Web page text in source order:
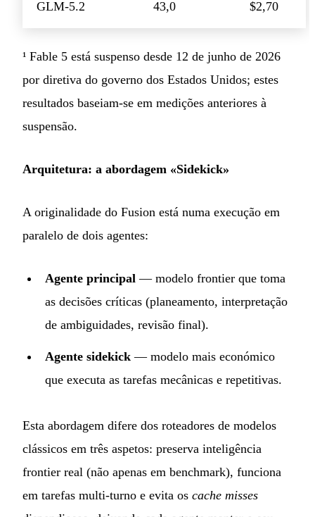
GLM-5.2 43,0 $2,70
¹ Fable 5 está suspenso desde 12 de junho de 2026
por diretiva do governo dos Estados Unidos; estes
resultados baseiam-se em medições anteriores à
suspensão.
Arquitetura: a abordagem «Sidekick»
A originalidade do Fusion está numa execução em
paralelo de dois agentes:
Agente principal — modelo frontier que toma
as decisões críticas (planeamento, interpretação
de ambiguidades, revisão final).
Agente sidekick — modelo mais económico
que executa as tarefas mecânicas e repetitivas.
Esta abordagem difere dos roteadores de modelos
clássicos em três aspetos: preserva inteligência
frontier real (não apenas em benchmark), funciona
em tarefas multi-turno e evita os cache misses